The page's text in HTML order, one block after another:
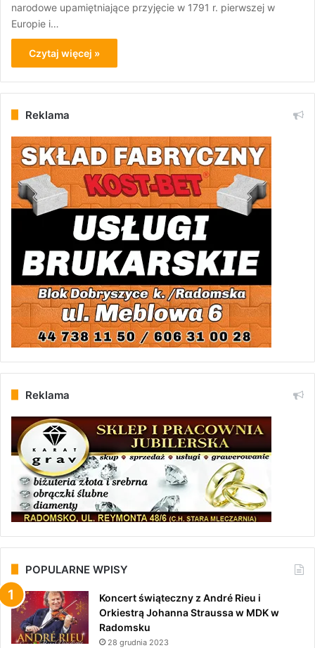
narodowe upamiętniające przyjęcie w 1791 r. pierwszej w
Europie i…
Czytaj więcej »
Reklama
Reklama
POPULARNE WPISY
Koncert świąteczny z André Rieu i
Orkiestrą Johanna Straussa w MDK w
Radomsku
28 grudnia 2023